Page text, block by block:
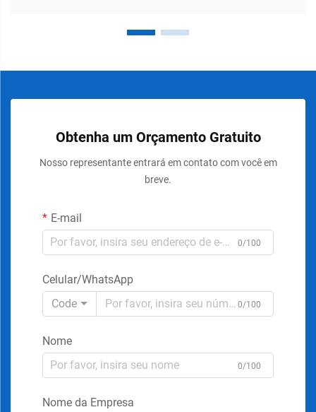
Obtenha um Orçamento Gratuito
Nosso representante entrará em contato com você em
breve.
E-mail
0/100
Celular/WhatsApp
Code
0/100
Nome
0/100
Nome da Empresa